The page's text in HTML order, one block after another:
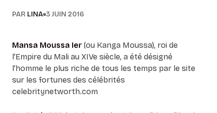
PAR LINA 3 JUIN 2016
Mansa Moussa Ier(ou Kanga Moussa), roi de
l’Empire du Mali au XIVe siècle, a été désigné
l’homme le plus riche de tous les temps par le site
sur les fortunes des célébrités
celebritynetworth.com